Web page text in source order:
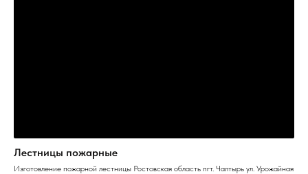
Лестницы пожарные
Изготовление пожарной лестницы Ростовская область пгт. Чалтырь ул. Урожайная